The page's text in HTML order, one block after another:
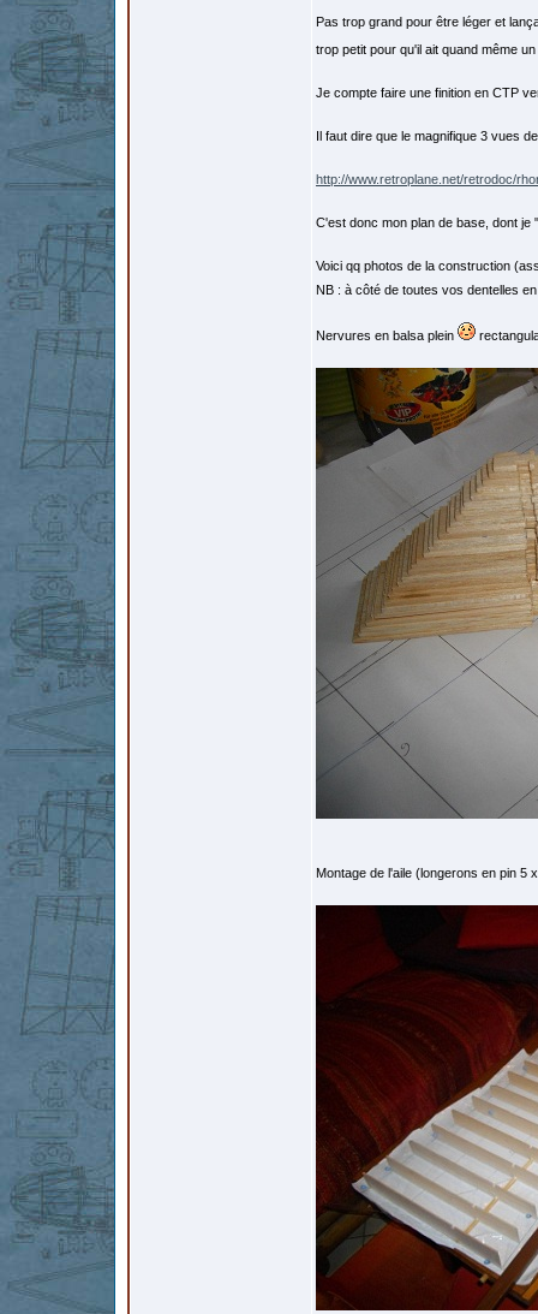
Pas trop grand pour être léger et
trop petit pour qu'il ait quand même
Je compte faire une finition en CTP
Il faut dire que le magnifique 3 vues
http://www.retroplane.net/retrodoc/
C'est donc mon plan de base, dont
Voici qq photos de la construction
NB : à côté de toutes vos dentelles
Nervures en balsa plein
Montage de l'aile (longerons en pin 5